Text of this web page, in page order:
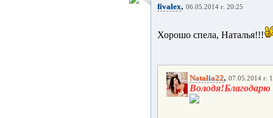
fivalex, 06.05.2014 г. 20:25
Хорошо спела, Наталья!!!
Natalia22, 07.05.2014 г.